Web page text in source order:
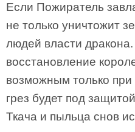
Если Пожиратель
не только уничтожит
людей власти
восстановление
возможным только
грез будет под
Ткача и пыльца снов